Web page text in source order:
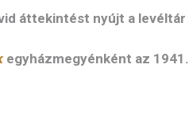
áttekintést nyújt a levéltár
egyházmegyénként az